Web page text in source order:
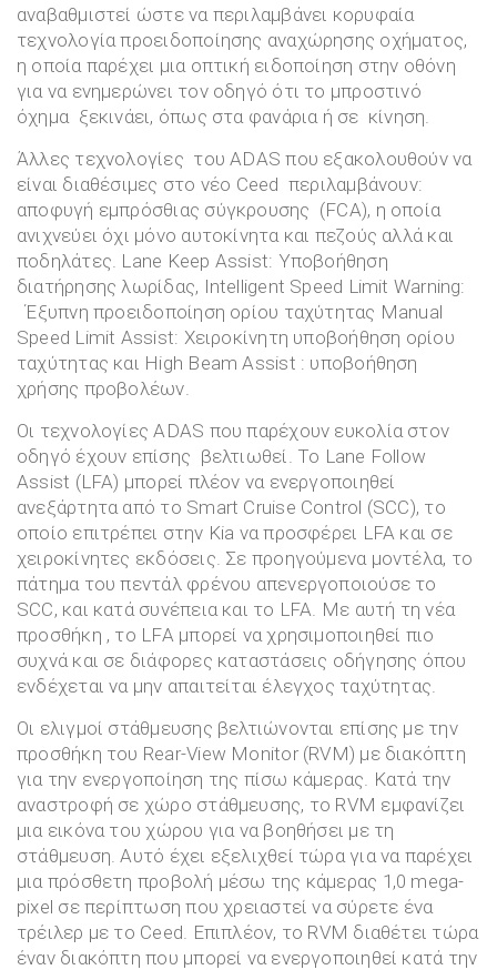
αναβαθμιστεί ώστε να περιλαμβάνει κορυφαία
τεχνολογία προειδοποίησης αναχώρησης οχήματος,
η οποία παρέχει μια οπτική ειδοποίηση στην οθόνη
για να ενημερώνει τον οδηγό ότι το μπροστινό
όχημα ξεκινάει, όπως στα φανάρια ή σε κίνηση.
Άλλες τεχνολογίες του ADAS που εξακολουθούν να
είναι διαθέσιμες στο νέο Ceed περιλαμβάνουν:
αποφυγή εμπρόσθιας σύγκρουσης (FCA), η οποία
ανιχνεύει όχι μόνο αυτοκίνητα και πεζούς αλλά και
ποδηλάτες. Lane Keep Assist: Υποβοήθηση
διατήρησης λωρίδας, Intelligent Speed Limit Warning:
Έξυπνη προειδοποίηση ορίου ταχύτητας Manual
Speed Limit Assist: Χειροκίνητη υποβοήθηση ορίου
ταχύτητας και High Beam Assist : υποβοήθηση
χρήσης προβολέων.
Οι τεχνολογίες ADAS που παρέχουν ευκολία στον
οδηγό έχουν επίσης βελτιωθεί. Το Lane Follow
Assist (LFA) μπορεί πλέον να ενεργοποιηθεί
ανεξάρτητα από το Smart Cruise Control (SCC), το
οποίο επιτρέπει στην Kia να προσφέρει LFA και σε
χειροκίνητες εκδόσεις. Σε προηγούμενα μοντέλα, το
πάτημα του πεντάλ φρένου απενεργοποιούσε το
SCC, και κατά συνέπεια και το LFA. Με αυτή τη νέα
προσθήκη , το LFA μπορεί να χρησιμοποιηθεί πιο
συχνά και σε διάφορες καταστάσεις οδήγησης όπου
ενδέχεται να μην απαιτείται έλεγχος ταχύτητας.
Οι ελιγμοί στάθμευσης βελτιώνονται επίσης με την
προσθήκη του Rear-View Monitor (RVM) με διακόπτη
για την ενεργοποίηση της πίσω κάμερας. Κατά την
αναστροφή σε χώρο στάθμευσης, το RVM εμφανίζει
μια εικόνα του χώρου για να βοηθήσει με τη
στάθμευση. Αυτό έχει εξελιχθεί τώρα για να παρέχει
μια πρόσθετη προβολή μέσω της κάμερας 1,0 mega-
pixel σε περίπτωση που χρειαστεί να σύρετε ένα
τρέιλερ με το Ceed. Επιπλέον, το RVM διαθέτει τώρα
έναν διακόπτη που μπορεί να ενεργοποιηθεί κατά την